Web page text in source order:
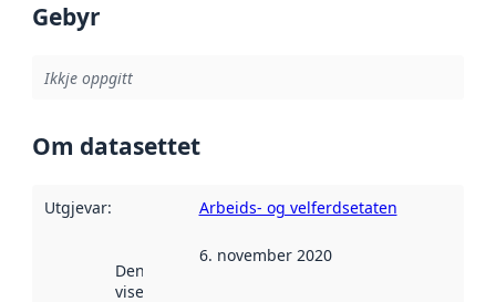
Gebyr
Ikkje oppgitt
Om datasettet
Utgjevar: Arbeids- og velferdsetaten
Denne datoen
viser når
6. november 2020